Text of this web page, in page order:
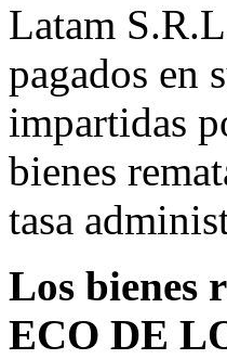
Latam
pagados en
impartidas
bienes
tasa
Los bienes
ECO DE